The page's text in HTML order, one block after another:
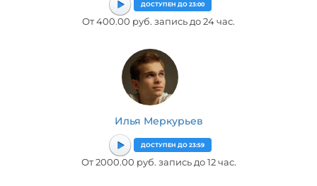
ДОСТУПЕН ДО 23:00
От 400.00 руб. запись до 24 час.
Илья Меркурьев
ДОСТУПЕН ДО 23:59
От 2000.00 руб. запись до 12 час.